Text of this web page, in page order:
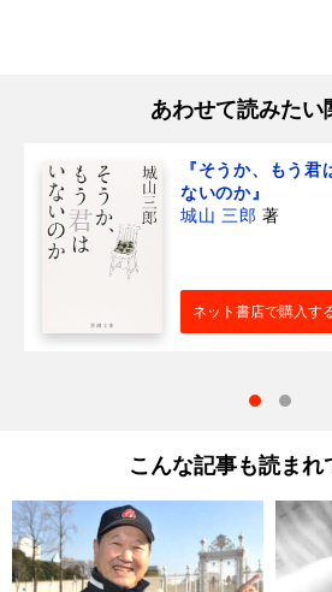
あわせて読みたい
『そうか、もう君
ないのか』
城山 三郎 著
ネット書店で購入す
こんな記事も読まれ